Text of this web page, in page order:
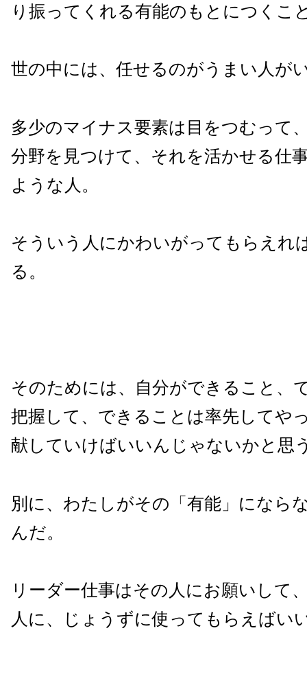
り振ってくれる有能のもとにつくこ
世の中には、任せるのがうまい人が
多少のマイナス要素は目をつむって
分野を見つけて、それを活かせる仕
ような人。
そういう人にかわいがってもらえれ
る。
そのためには、自分ができること、
把握して、できることは率先してや
献していけばいいんじゃないかと思
別に、わたしがその「有能」になら
んだ。
リーダー仕事はその人にお願いして
人に、じょうずに使ってもらえばい